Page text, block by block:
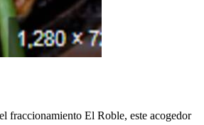
fraccionamiento El Roble, este acogedor